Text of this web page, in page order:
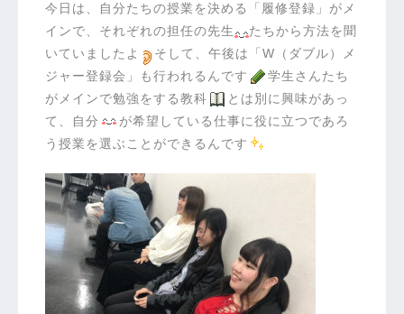
今日は、自分たちの授業を決める「履修登録」がメ
インで、それぞれの担任の先生
たちから方法を聞
いていましたよ
そして、午後は「W（ダブル）メ
ジャー登録会」も行われるんです
学生さんたち
がメインで勉強をする教科
とは別に興味があっ
て、自分
が希望している仕事に役に立つであろ
う授業を選ぶことができるんです